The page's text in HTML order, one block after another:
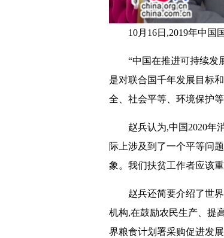
10月16日,2019年中国
“中国在推进可持续发
是对联合国千年发展目标
全、社会平等、环境保护
赵兵认为,中国2020年
际上涉及到了一个平等问
象。我们扶贫工作者应该
赵兵还简要介绍了世
机构,在鼓励农民生产、提
界粮食计划署采购促进发